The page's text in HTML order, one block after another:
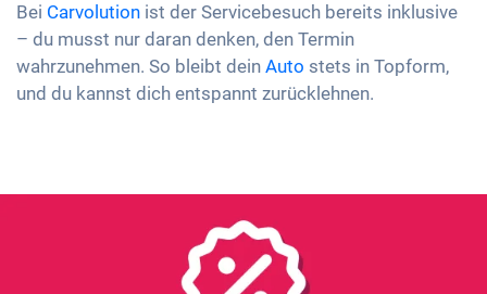
Bei Carvolution ist der Servicebesuch bereits inklusive
– du musst nur daran denken, den Termin
wahrzunehmen. So bleibt dein Auto stets in Topform,
und du kannst dich entspannt zurücklehnen.